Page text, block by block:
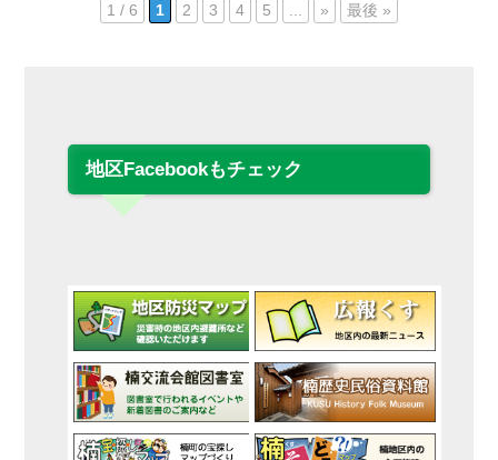
1 / 6 1 2 3 4 5 ... » 最後 »
地区Facebookもチェック